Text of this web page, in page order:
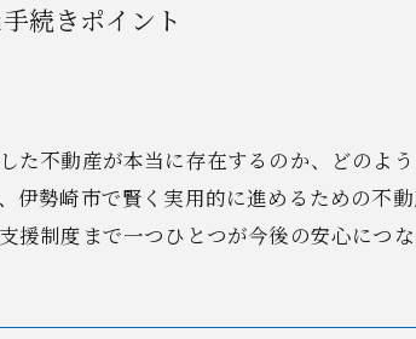
続きポイント
不動産が本当に存在するのか、どのよう
勢崎市で賢く実用的に進めるための不
制度まで一つひとつが今後の安心につな